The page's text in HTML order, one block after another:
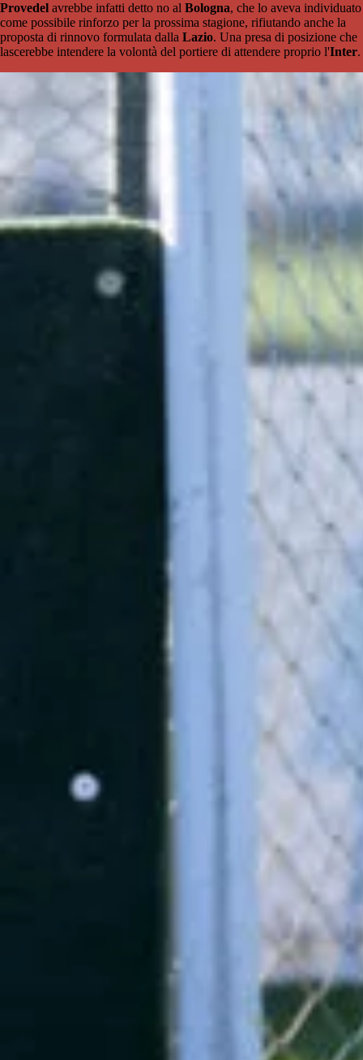
Provedel avrebbe infatti detto no al Bologna, che lo aveva individuato
come possibile rinforzo per la prossima stagione, rifiutando anche la
proposta di rinnovo formulata dalla Lazio. Una presa di posizione che
lascerebbe intendere la volontà del portiere di attendere proprio l'Inter.